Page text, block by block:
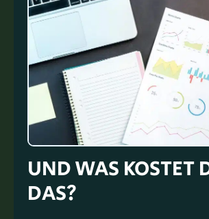
UND WAS KOSTET
DAS?